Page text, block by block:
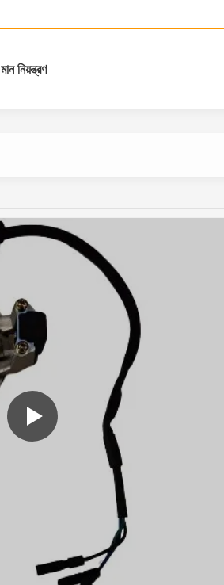
মান নিয়ন্ত্রণ